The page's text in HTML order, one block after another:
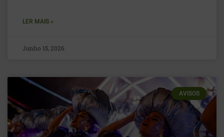
LER MAIS »
Junho 15, 2026
AVISOS